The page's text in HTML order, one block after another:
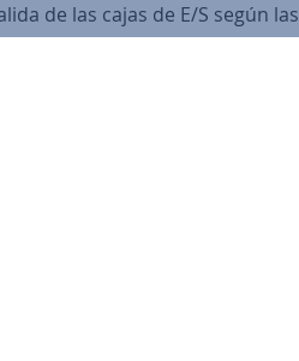
de las cajas de E/S según las